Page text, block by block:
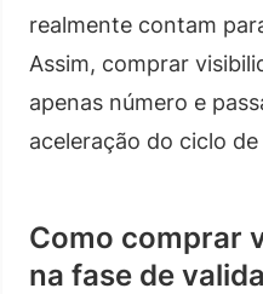
realmente contam
Assim, comprar
apenas número e
aceleração do ciclo
Como comprar
na fase de